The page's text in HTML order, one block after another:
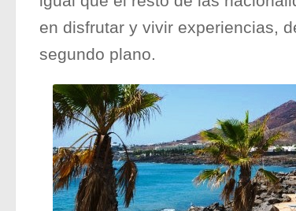
en disfrutar y vivir experiencias,
segundo plano.